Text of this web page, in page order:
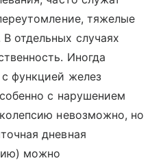
тяжелые
отдельных случаях
Иногда
функцией желез
с нарушением
невозможно, но
дневная
можно